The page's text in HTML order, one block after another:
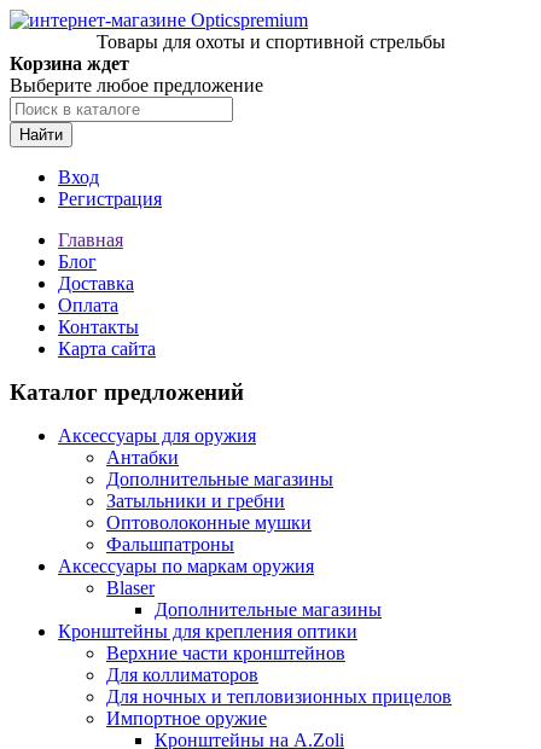
Товары для охоты и спортивной стрельбы
Корзина ждет
Выберите любое предложение
Найти
Вход
Регистрация
Главная
Блог
Доставка
Оплата
Контакты
Карта сайта
Каталог предложений
Аксессуары для оружия
Антабки
Дополнительные магазины
Затыльники и гребни
Оптоволоконные мушки
Фальшпатроны
Аксессуары по маркам оружия
Blaser
Дополнительные магазины
Кронштейны для крепления оптики
Верхние части кронштейнов
Для коллиматоров
Для ночных и тепловизионных прицелов
Импортное оружие
Кронштейны на A.Zoli